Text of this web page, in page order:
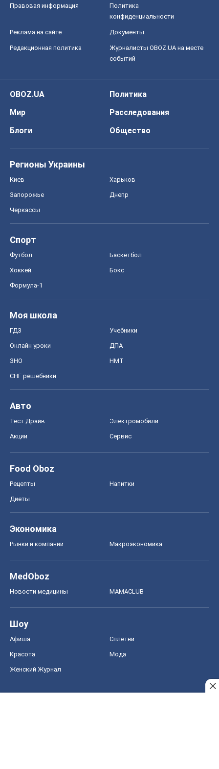
Правовая информация
Политика
конфиденциальности
Реклама на сайте Документы
Редакционная политика
Журналисты OBOZ.UA на месте
событий
OBOZ.UA
Политика
Мир
Расследования
Блоги
Общество
Регионы Украины
Киев Харьков
Запорожье Днепр
Черкассы
Спорт
Футбол Баскетбол
Хоккей Бокс
Формула-1
Моя школа
ГДЗ Учебники
Онлайн уроки ДПА
ЗНО НМТ
СНГ решебники
Авто
Тест Драйв Электромобили
Акции Сервис
Food Oboz
Рецепты Напитки
Диеты
Экономика
Рынки и компании Mакроэкономика
MedOboz
Новости медицины MAMACLUB
Шоу
Афиша Сплетни
Красота Мода
Женский Журнал